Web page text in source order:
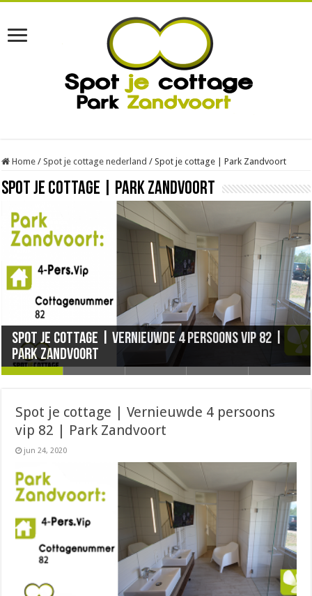
Home / Spot je cottage nederland / Spot je cottage | Park Zandvoort
Spot je cottage | Park Zandvoort
Spot je cottage | Vernieuwde 4 persoons vip 82 |
Park Zandvoort
Spot Je Cottage | vernieuwde 4 persoons Premium
55 | Park zandvoort
Spot je Cottage | Vernieuwde 4 persoons Comfort
502 | Park Zandvoort
Spot je Cottage | Vernieuwde 2 persoons
Hotelkamer 1005 | Park Zandvoort
Spot Je Cottage | 2 persoons Wellness Hotelsuite
9013 | Park Zandvoort Compleet vernieuwd
Spot je cottage | Vernieuwde 4 persoons
vip 82 | Park Zandvoort
jun 24, 2020